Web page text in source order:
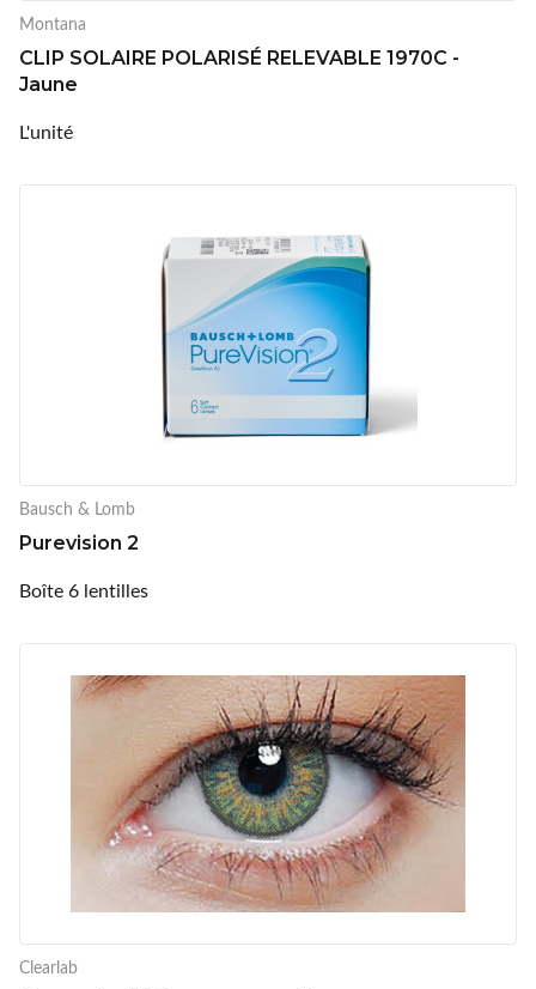
Montana
CLIP SOLAIRE POLARISÉ RELEVABLE 1970C -
Jaune
L'unité
Bausch & Lomb
Purevision 2
Boîte 6 lentilles
Clearlab